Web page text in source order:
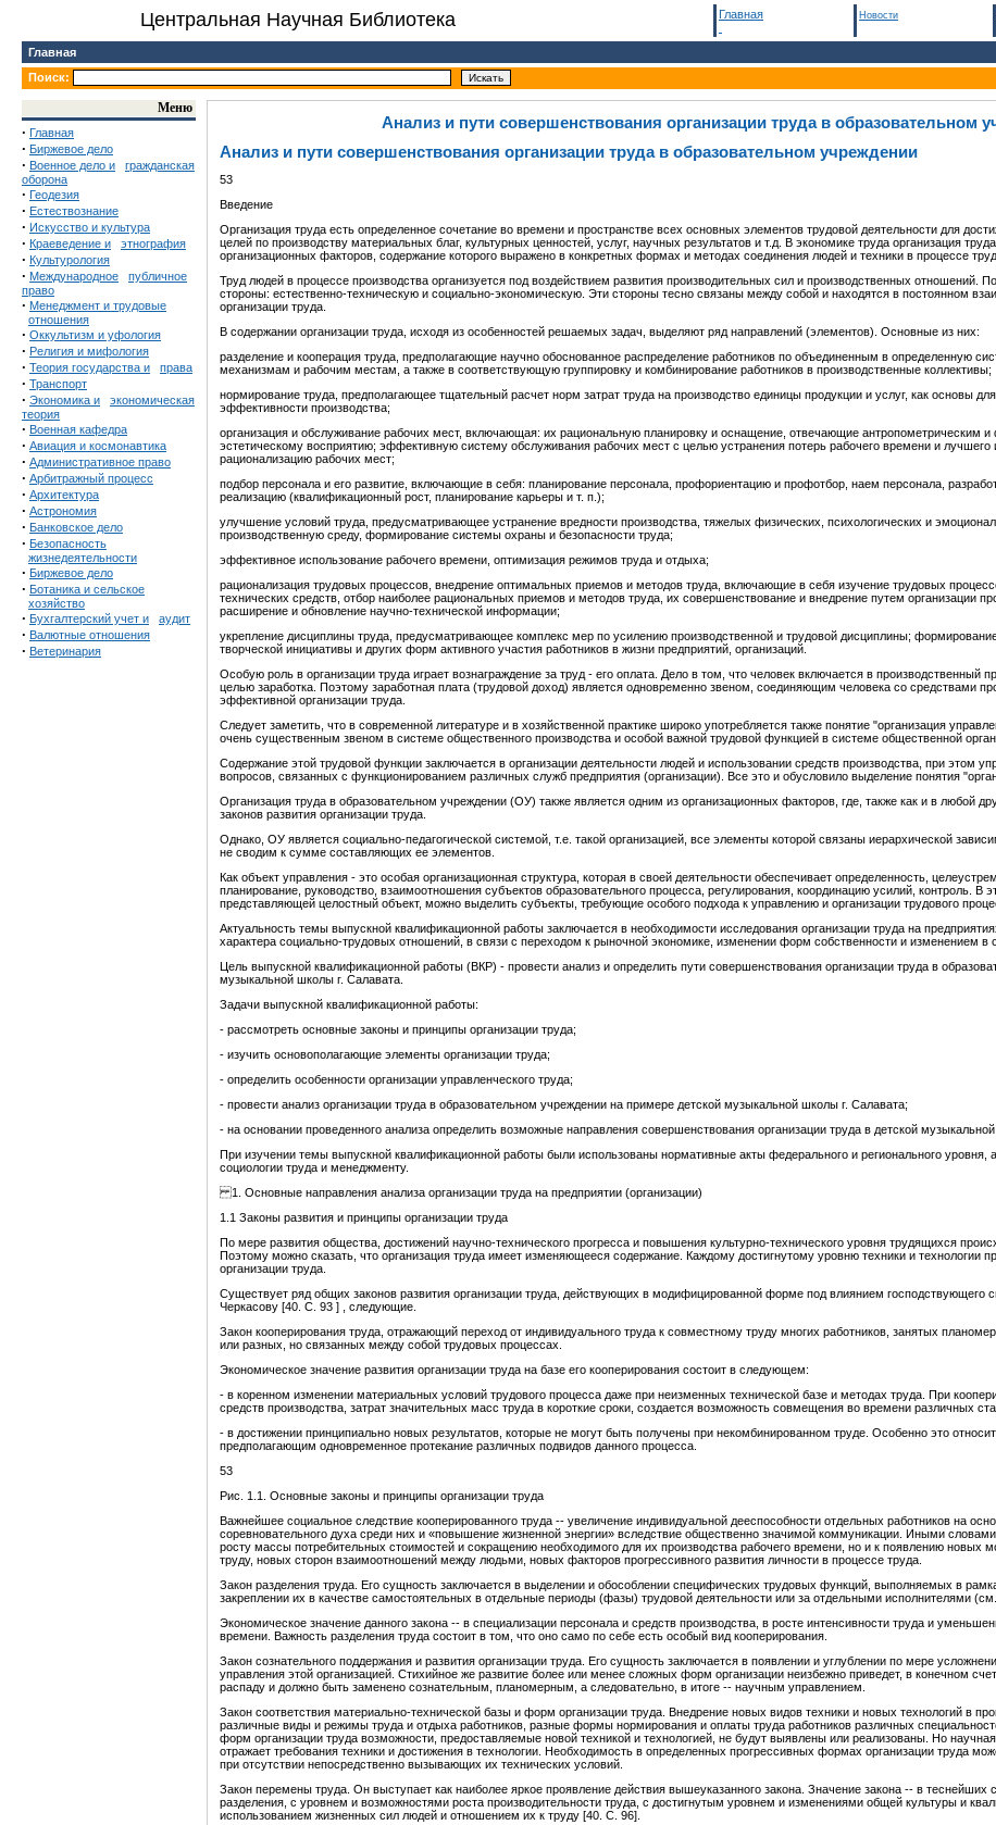
Центральная Научная Библиотека Главная Новости
Главная
Поиск:
Меню
· Главная
· Биржевое дело
· Военное дело и
гражданская
оборона
· Геодезия
· Естествознание
· Искусство и культура
· Краеведение и этнография
· Культурология
· Международное
публичное
право
· Менеджмент и трудовые
отношения
· Оккультизм и уфология
· Религия и мифология
· Теория государства и права
· Транспорт
· Экономика и
экономическая
теория
· Военная кафедра
· Авиация и космонавтика
· Административное право
· Арбитражный процесс
· Архитектура
· Астрономия
· Банковское дело
· Безопасность
жизнедеятельности
· Биржевое дело
· Ботаника и сельское
хозяйство
· Бухгалтерский учет и аудит
· Валютные отношения
· Ветеринария
Анализ и пути совершенствования организации труда в образовательном
Анализ и пути совершенствования организации труда в образовательном учреждении
53
Введение
Организация труда есть определенное сочетание во времени и пространстве всех основных элементов трудовой деятельности для
целей по производству материальных благ, культурных ценностей, услуг, научных результатов и т.д. В экономике труда организация
организационных факторов, содержание которого выражено в конкретных формах и методах соединения людей и техники в процессе
Труд людей в процессе производства организуется под воздействием развития производительных сил и производственных отношений.
стороны: естественно-техническую и социально-экономическую. Эти стороны тесно связаны между собой и находятся в постоянном
организации труда.
В содержании организации труда, исходя из особенностей решаемых задач, выделяют ряд направлений (элементов). Основные из них:
разделение и кооперация труда, предполагающие научно обоснованное распределение работников по объединенным в определенную
механизмам и рабочим местам, а также в соответствующую группировку и комбинирование работников в производственные коллективы;
нормирование труда, предполагающее тщательный расчет норм затрат труда на производство единицы продукции и услуг, как основы
эффективности производства;
организация и обслуживание рабочих мест, включающая: их рациональную планировку и оснащение, отвечающие антропометрическим
эстетическому восприятию; эффективную систему обслуживания рабочих мест с целью устранения потерь рабочего времени и лучшего
рационализацию рабочих мест;
подбор персонала и его развитие, включающие в себя: планирование персонала, профориентацию и профотбор, наем персонала,
реализацию (квалификационный рост, планирование карьеры и т. п.);
улучшение условий труда, предусматривающее устранение вредности производства, тяжелых физических, психологических и
производственную среду, формирование системы охраны и безопасности труда;
эффективное использование рабочего времени, оптимизация режимов труда и отдыха;
рационализация трудовых процессов, внедрение оптимальных приемов и методов труда, включающие в себя изучение трудовых
технических средств, отбор наиболее рациональных приемов и методов труда, их совершенствование и внедрение путем организации
расширение и обновление научно-технической информации;
укрепление дисциплины труда, предусматривающее комплекс мер по усилению производственной и трудовой дисциплины; формирование
творческой инициативы и других форм активного участия работников в жизни предприятий, организаций.
Особую роль в организации труда играет вознаграждение за труд - его оплата. Дело в том, что человек включается в производственный
целью заработка. Поэтому заработная плата (трудовой доход) является одновременно звеном, соединяющим человека со средствами
эффективной организации труда.
Следует заметить, что в современной литературе и в хозяйственной практике широко употребляется также понятие "организация
очень существенным звеном в системе общественного производства и особой важной трудовой функцией в системе общественной
Содержание этой трудовой функции заключается в организации деятельности людей и использовании средств производства, при этом
вопросов, связанных с функционированием различных служб предприятия (организации). Все это и обусловило выделение понятия
Организация труда в образовательном учреждении (ОУ) также является одним из организационных факторов, где, также как и в любой
законов развития организации труда.
Однако, ОУ является социально-педагогической системой, т.е. такой организацией, все элементы которой связаны иерархической
не сводим к сумме составляющих ее элементов.
Как объект управления - это особая организационная структура, которая в своей деятельности обеспечивает определенность,
планирование, руководство, взаимоотношения субъектов образовательного процесса, регулирования, координацию усилий, контроль. В
представляющей целостный объект, можно выделить субъекты, требующие особого подхода к управлению и организации трудового
Актуальность темы выпускной квалификационной работы заключается в необходимости исследования организации труда на
характера социально-трудовых отношений, в связи с переходом к рыночной экономике, изменении форм собственности и изменением в
Цель выпускной квалификационной работы (ВКР) - провести анализ и определить пути совершенствования организации труда в
музыкальной школы г. Салавата.
Задачи выпускной квалификационной работы:
- рассмотреть основные законы и принципы организации труда;
- изучить основополагающие элементы организации труда;
- определить особенности организации управленческого труда;
- провести анализ организации труда в образовательном учреждении на примере детской музыкальной школы г. Салавата;
- на основании проведенного анализа определить возможные направления совершенствования организации труда в детской
При изучении темы выпускной квалификационной работы были использованы нормативные акты федерального и регионального уровня,
социологии труда и менеджменту.
1. Основные направления анализа организации труда на предприятии (организации)
1.1 Законы развития и принципы организации труда
По мере развития общества, достижений научно-технического прогресса и повышения культурно-технического уровня трудящихся
Поэтому можно сказать, что организация труда имеет изменяющееся содержание. Каждому достигнутому уровню техники и технологии
организации труда.
Существует ряд общих законов развития организации труда, действующих в модифицированной форме под влиянием господствующего
Черкасову [40. C. 93 ] , следующие.
Закон кооперирования труда, отражающий переход от индивидуального труда к совместному труду многих работников, занятых
или разных, но связанных между собой трудовых процессах.
Экономическое значение развития организации труда на базе его кооперирования состоит в следующем:
- в коренном изменении материальных условий трудового процесса даже при неизменных технической базе и методах труда. При
средств производства, затрат значительных масс труда в короткие сроки, создается возможность совмещения во времени различных
- в достижении принципиально новых результатов, которые не могут быть получены при некомбинированном труде. Особенно это
предполагающим одновременное протекание различных подвидов данного процесса.
53
Рис. 1.1. Основные законы и принципы организации труда
Важнейшее социальное следствие кооперированного труда -- увеличение индивидуальной дееспособности отдельных работников на
соревновательного духа среди них и «повышение жизненной энергии» вследствие общественно значимой коммуникации. Иными
росту массы потребительных стоимостей и сокращению необходимого для их производства рабочего времени, но и к появлению новых
труду, новых сторон взаимоотношений между людьми, новых факторов прогрессивного развития личности в процессе труда.
Закон разделения труда. Его сущность заключается в выделении и обособлении специфических трудовых функций, выполняемых в
закреплении их в качестве самостоятельных в отдельные периоды (фазы) трудовой деятельности или за отдельными исполнителями
Экономическое значение данного закона -- в специализации персонала и средств производства, в росте интенсивности труда и
времени. Важность разделения труда состоит в том, что оно само по себе есть особый вид кооперирования.
Закон сознательного поддержания и развития организации труда. Его сущность заключается в появлении и углублении по мере
управления этой организацией. Стихийное же развитие более или менее сложных форм организации неизбежно приведет, в конечном
распаду и должно быть заменено сознательным, планомерным, а следовательно, в итоге -- научным управлением.
Закон соответствия материально-технической базы и форм организации труда. Внедрение новых видов техники и новых технологий в
различные виды и режимы труда и отдыха работников, разные формы нормирования и оплаты труда работников различных
форм организации труда возможности, предоставляемые новой техникой и технологией, не будут выявлены или реализованы. Но
отражает требования техники и достижения в технологии. Необходимость в определенных прогрессивных формах организации труда
при отсутствии непосредственно вызывающих их технических условий.
Закон перемены труда. Он выступает как наиболее яркое проявление действия вышеуказанного закона. Значение закона -- в
разделения, с уровнем и возможностями роста производительности труда, с достигнутым уровнем и изменениями общей культуры и
использованием жизненных сил людей и отношением их к труду [40. C. 96].